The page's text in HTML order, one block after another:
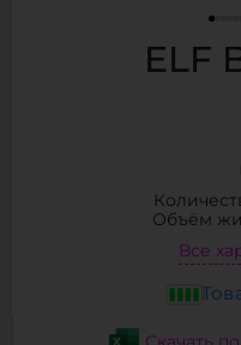
ELF
Объём
Все